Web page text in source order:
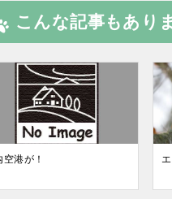
こんな記事もあり
空港が！